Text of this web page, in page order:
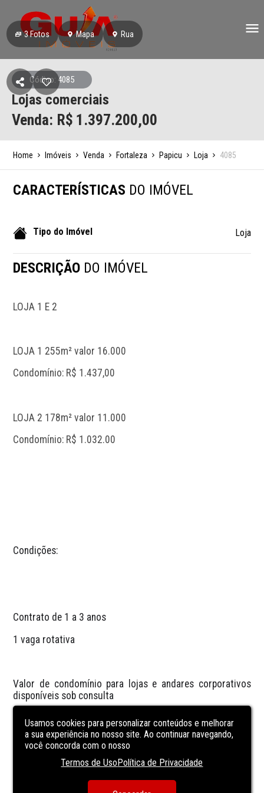
3Fotos Mapa Rua
Código: 4085
Lojas comerciais
Venda: R$ 1.397.200,00
Home Imóveis Venda Fortaleza Papicu Loja 4085
CARACTERÍSTICAS DO IMÓVEL
Tipo do Imóvel Loja
DESCRIÇÃO DO IMÓVEL
LOJA 1 E 2
LOJA 1 255m² valor 16.000
Condomínio: R$ 1.437,00
LOJA 2 178m² valor 11.000
Condomínio: R$ 1.032.00
Condições:
Contrato de 1 a 3 anos
1 vaga rotativa
Valor de condomínio para lojas e andares corporativos
disponíveis sob consulta
Destaques da localização: O ITC Central Park está
localizado no coração do Papicu, um dos bairros mais
estratégicos e valorizados de Fortaleza. Próximo ao
Usamos cookies para personalizar conteúdos e melhorar
a sua experiência no nosso site. Ao continuar navegando,
você concorda com o nosso
Termos de UsoPolítica de Privacidade